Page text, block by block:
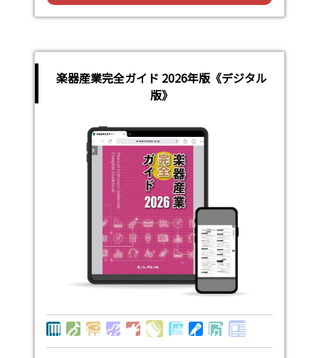
楽器産業完全ガイド 2026年版《デジタル
版》